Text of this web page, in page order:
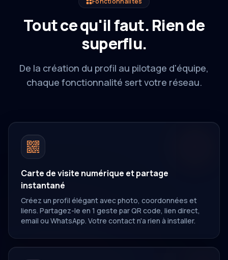
Tout ce qu'il faut. Rien de
superflu.
De la création du profil au pilotage d'équipe,
chaque fonctionnalité sert votre réseau.
Carte de visite numérique et partage
instantané
Créez un profil élégant avec photo, coordonnées et
liens. Partagez-le en 1 geste par QR code, lien direct,
email ou WhatsApp. Votre contact n'a rien à installer.